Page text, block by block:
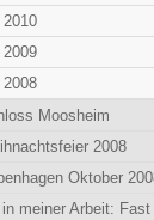
2010
2009
2008
Moosheim
2008
Oktober 2008
meiner Arbeit: Fast